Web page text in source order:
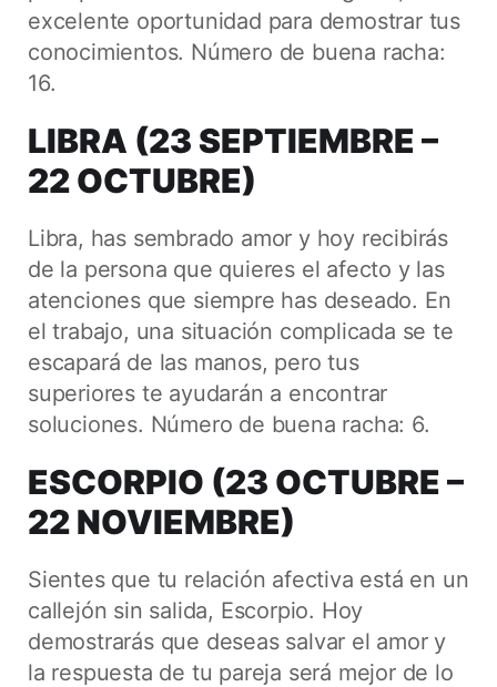
excelente oportunidad para demostrar tus
conocimientos. Número de buena racha:
16.
LIBRA (23 SEPTIEMBRE –
22 OCTUBRE)
Libra, has sembrado amor y hoy recibirás
de la persona que quieres el afecto y las
atenciones que siempre has deseado. En
el trabajo, una situación complicada se te
escapará de las manos, pero tus
superiores te ayudarán a encontrar
soluciones. Número de buena racha: 6.
ESCORPIO (23 OCTUBRE –
22 NOVIEMBRE)
Sientes que tu relación afectiva está en un
callejón sin salida, Escorpio. Hoy
demostrarás que deseas salvar el amor y
la respuesta de tu pareja será mejor de lo